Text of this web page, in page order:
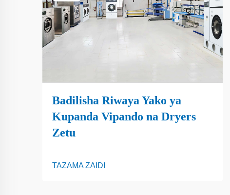
Badilisha Riwaya Yako ya
Kupanda Vipando na Dryers
Zetu
TAZAMA ZAIDI